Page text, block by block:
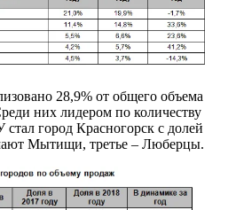
28,9% от общего объема
них лидером по количеству
город Красногорск с долей
Мытищи, третье – Люберцы.